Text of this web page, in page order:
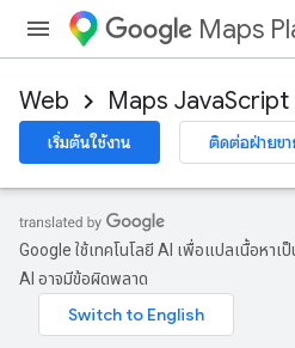
Maps
Web Maps JavaScript
เริ่มต้นใช้งาน ติดต่อฝ่ายข
Google ใช้เทคโนโลยี AI เพื่อแปลเนื้อหา
AI อาจมีข้อผิดพลาด